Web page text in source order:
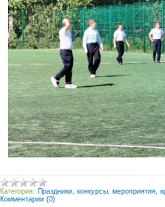
Категория: Праздники, конкурсы, мероприятия,
Комментарии (0)